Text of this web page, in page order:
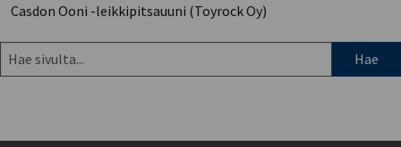
Casdon Ooni -leikkipitsauuni (Toyrock Oy)
Hae
sivulta: